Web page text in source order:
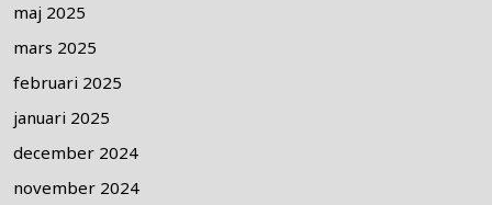
maj 2025
mars 2025
februari 2025
januari 2025
december 2024
november 2024